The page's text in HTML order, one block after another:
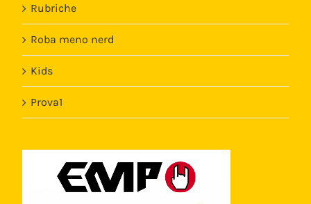
Rubriche
Roba meno nerd
Kids
Prova1